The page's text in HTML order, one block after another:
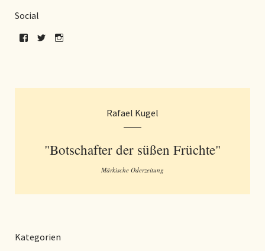
Social
Rafael Kugel
"Botschafter der süßen Früchte"
Märkische Oderzeitung
Kategorien